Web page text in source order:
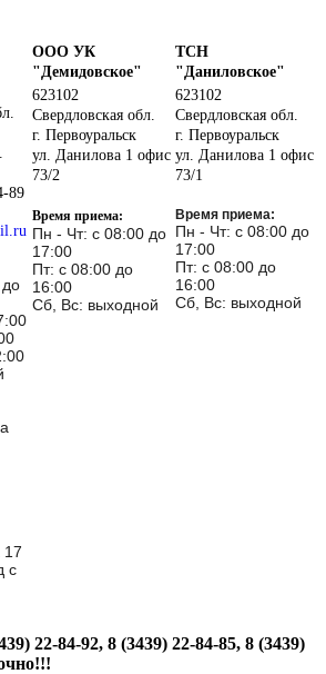
ООО УК
"Демидовское"
ТСН
"Даниловское"
89
17
с
623102
Свердловская обл.
г. Первоуральск
ул. Данилова 1 офис
73/2
Время приема:
Пн - Чт: с 08:00 до
17:00
Пт: с 08:00 до
16:00
Сб, Вс: выходной
623102
Свердловская обл.
г. Первоуральск
ул. Данилова 1 офис
73/1
Время приема:
Пн - Чт: с 08:00 до
17:00
Пт: с 08:00 до
16:00
Сб, Вс: выходной
22-84-92, 8 (3439) 22-84-85, 8 (3439)